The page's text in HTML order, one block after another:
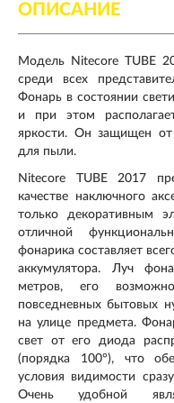
ОПИСАНИЕ
Модель Nitecore TUBE
среди всех
Фонарь в состоянии
и при этом
яркости. Он защищен
для пыли.
Nitecore TUBE 2017
качестве наключного
только декоративным
отличной
фонарика составляет
аккумулятора. Луч
метров, его
повседневных бытовых
на улице предмета.
свет от его диода
(порядка 100°), что
условия видимости
Очень удобной